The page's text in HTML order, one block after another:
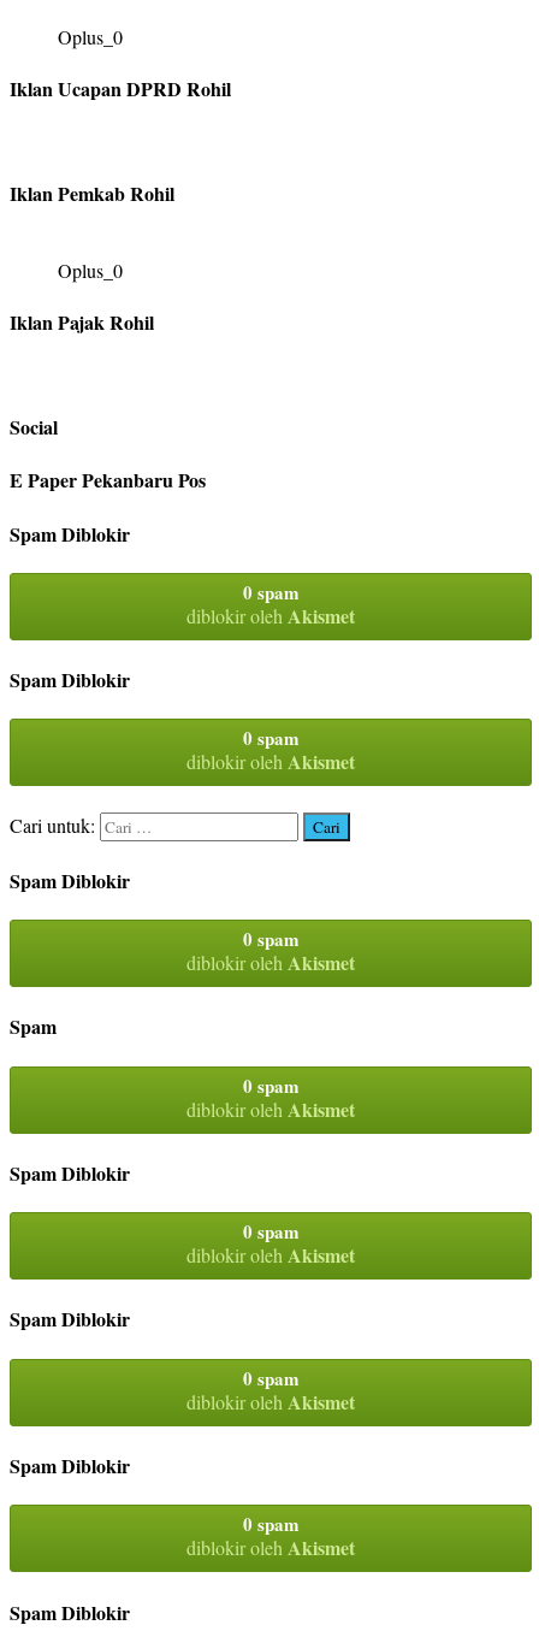
Oplus_0
Iklan Ucapan DPRD Rohil
Iklan Pemkab Rohil
Oplus_0
Iklan Pajak Rohil
Social
E Paper Pekanbaru Pos
Spam Diblokir
0 spam
diblokir oleh Akismet
Spam Diblokir
0 spam
diblokir olehAkismet
Cari untuk:
Spam Diblokir
0 spam
diblokir oleh Akismet
Spam
0 spam
diblokir oleh Akismet
Spam Diblokir
0 spam
diblokir olehAkismet
Spam Diblokir
0 spam
diblokir oleh Akismet
Spam Diblokir
0 spam
diblokir olehAkismet
Spam Diblokir